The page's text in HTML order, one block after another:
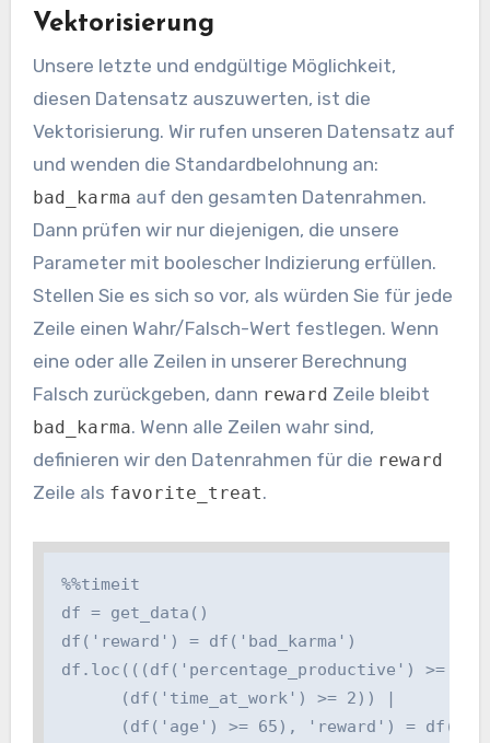
Vektorisierung
Unsere letzte und endgültige Möglichkeit,
diesen Datensatz auszuwerten, ist die
Vektorisierung. Wir rufen unseren Datensatz auf
und wenden die Standardbelohnung an:
bad_karma auf den gesamten Datenrahmen.
Dann prüfen wir nur diejenigen, die unsere
Parameter mit boolescher Indizierung erfüllen.
Stellen Sie es sich so vor, als würden Sie für jede
Zeile einen Wahr/Falsch-Wert festlegen. Wenn
eine oder alle Zeilen in unserer Berechnung
Falsch zurückgeben, dann reward Zeile bleibt
bad_karma. Wenn alle Zeilen wahr sind,
definieren wir den Datenrahmen für die reward
Zeile als favorite_treat.
%%timeit
df = get_data()
df('reward') = df('bad_karma')
df.loc(((df('percentage_productive') >=
      (df('time_at_work') >= 2)) |
(df('age') >= 65), 'reward') =